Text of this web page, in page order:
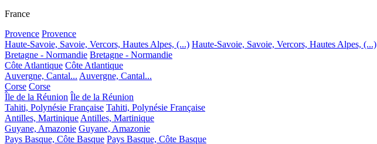
France
Provence Provence
Haute-Savoie, Savoie, Vercors, Hautes Alpes, (...) Haute-Savoie, Savoie, Vercors, Hautes Alpes, (...)
Bretagne - Normandie Bretagne - Normandie
Côte Atlantique Côte Atlantique
Auvergne, Cantal... Auvergne, Cantal...
Corse Corse
Île de la Réunion Île de la Réunion
Tahiti, Polynésie Française Tahiti, Polynésie Française
Antilles, MartiniqueAntilles, Martinique
Guyane, Amazonie Guyane, Amazonie
Pays Basque, Côte Basque Pays Basque, Côte Basque